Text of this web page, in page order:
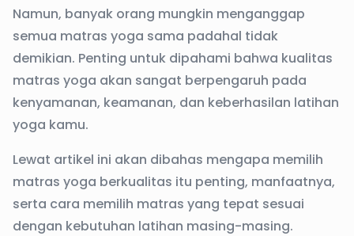
Namun, banyak orang mungkin menganggap
semua matras yoga sama padahal tidak
demikian. Penting untuk dipahami bahwa kualitas
matras yoga akan sangat berpengaruh pada
kenyamanan, keamanan, dan keberhasilan latihan
yoga kamu.
Lewat artikel ini akan dibahas mengapa memilih
matras yoga berkualitas itu penting, manfaatnya,
serta cara memilih matras yang tepat sesuai
dengan kebutuhan latihan masing-masing.